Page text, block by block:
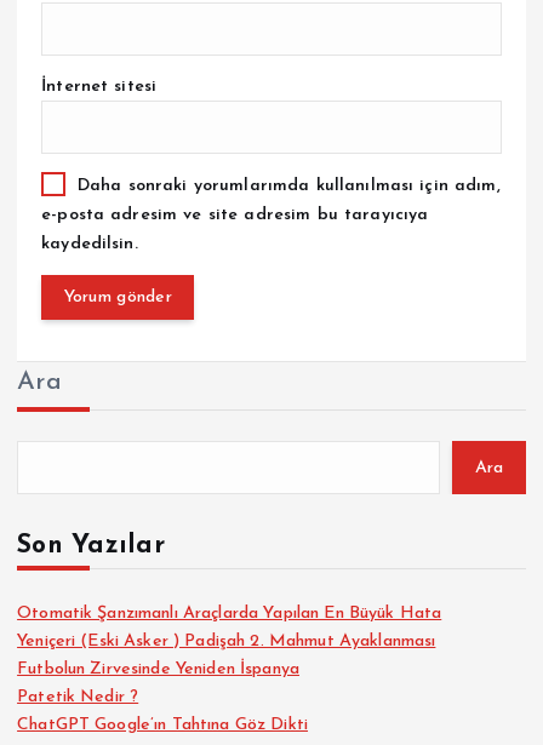
İnternet sitesi
Daha sonraki yorumlarımda kullanılması için adım,
e-posta adresim ve site adresim bu tarayıcıya
kaydedilsin.
Ara
Ara
Son Yazılar
Otomatik Şanzımanlı Araçlarda Yapılan En Büyük Hata
Yeniçeri (Eski Asker ) Padişah 2. Mahmut Ayaklanması
Futbolun Zirvesinde Yeniden İspanya
Patetik Nedir ?
ChatGPT Google’ın Tahtına Göz Dikti